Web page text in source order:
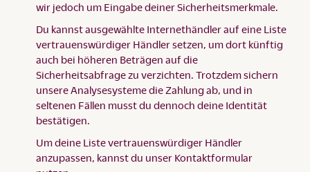
wir jedoch um Eingabe deiner Sicherheitsmerkmale.
Du kannst ausgewählte Internethändler auf eine Liste
vertrauenswürdiger Händler setzen, um dort künftig
auch bei höheren Beträgen auf die
Sicherheitsabfrage zu verzichten. Trotzdem sichern
unsere Analysesysteme die Zahlung ab, und in
seltenen Fällen musst du dennoch deine Identität
bestätigen.
Um deine Liste vertrauenswürdiger Händler
anzupassen, kannst du unser Kontaktformular